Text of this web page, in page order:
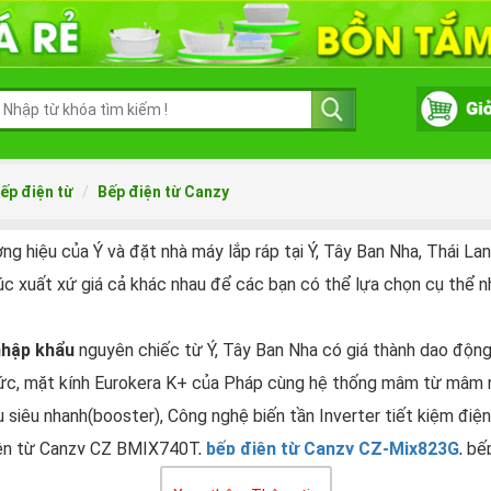
điện từ Bếp điện từ Canzy
hiệu của Ý và đặt nhà máy lắp ráp tại Ý, Tây Ban Nha, Thái
xuất xứ giá cả khác nhau để các bạn có thể lựa chọn cụ thể
khẩu nguyên chiếc từ Ý, Tây Ban Nha có giá thành dao
mặt kính Eurokera K+ của Pháp cùng hệ thống mâm từ
nhanh(booster), Công nghệ biến tần Inverter tiết kiệm
từ Canzy CZ BMIX740T, bếp điện từ Canzy CZ-Mix823G,